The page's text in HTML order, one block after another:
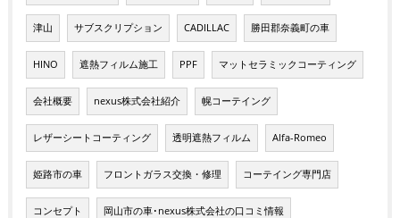
津山 サブスクリプション CADILLAC 勝田郡奈義町の車
HINO 遮熱フィルム施工 PPF マットセラミックコーティング
会社概要 nexus株式会社紹介 幌コーテイング
レザーシートコーティング 透明遮熱フィルム Alfa-Romeo
姫路市の車 フロントガラス交換・修理 コーテイング専門店
コンセプト 岡山市の車･nexus株式会社の口コミ情報